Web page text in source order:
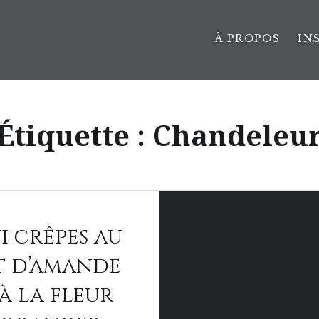
À PROPOS
:
crêpes au
la fleur